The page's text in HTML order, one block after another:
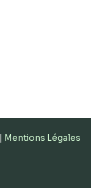
Mentions Légales